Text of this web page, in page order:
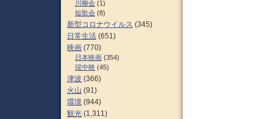
川柳会 (1)
短歌会 (8)
新型コロナウイルス (345)
日常生活 (651)
映画 (770)
日本映画 (354)
現中映 (45)
津波 (366)
火山 (91)
環境 (944)
観光 (1,311)